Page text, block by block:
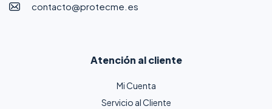
contacto@protecme.es
Atención al cliente
Mi Cuenta
Servicio al Cliente